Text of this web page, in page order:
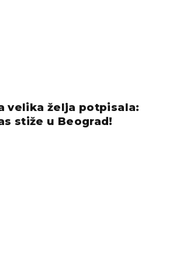
velika želja potpisala:
stiže u Beograd!